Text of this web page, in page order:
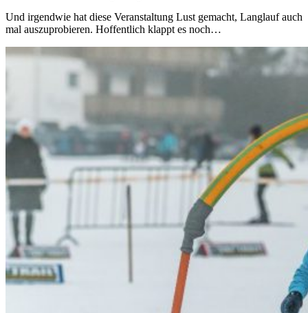
Und irgendwie hat diese Veranstaltung Lust gemacht, Langlauf auch
mal auszuprobieren. Hoffentlich klappt es noch…